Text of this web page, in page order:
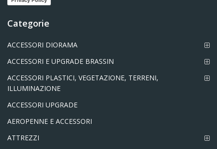
Categorie
ACCESSORI DIORAMA
ACCESSORI E UPGRADE BRASSIN
ACCESSORI PLASTICI, VEGETAZIONE, TERRENI,
ILLUMINAZIONE
ACCESSORI UPGRADE
AEROPENNE E ACCESSORI
ATTREZZI